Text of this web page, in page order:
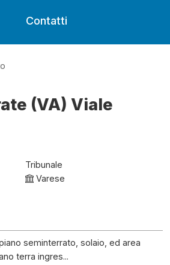
Contatti
(VA) Viale
Tribunale
Varese
seminterrato, solaio, ed area
terra ingres...